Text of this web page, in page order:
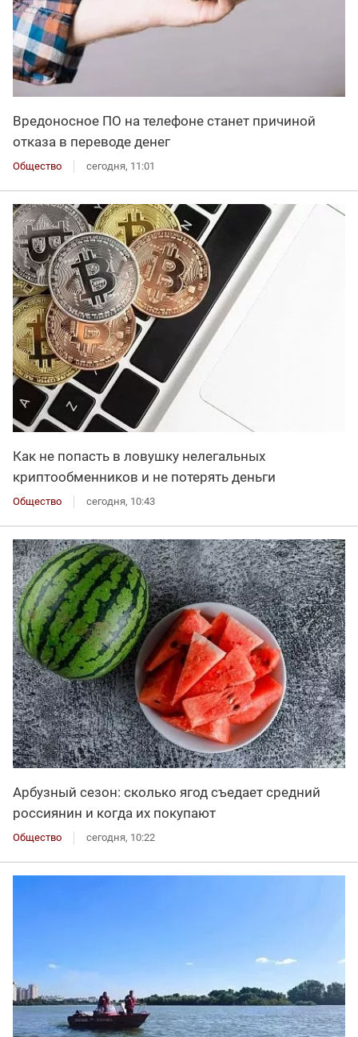
Вредоносное ПО на телефоне станет причиной
отказа в переводе денег
Общество сегодня, 11:01
Как не попасть в ловушку нелегальных
криптообменников и не потерять деньги
Общество сегодня, 10:43
Арбузный сезон: сколько ягод съедает средний
россиянин и когда их покупают
Общество сегодня, 10:22